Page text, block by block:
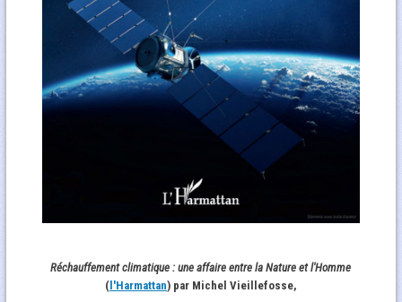
Réchauffement climatique : une affaire entre la Nature et l'Homme
(l'Harmattan) par Michel Vieillefosse,